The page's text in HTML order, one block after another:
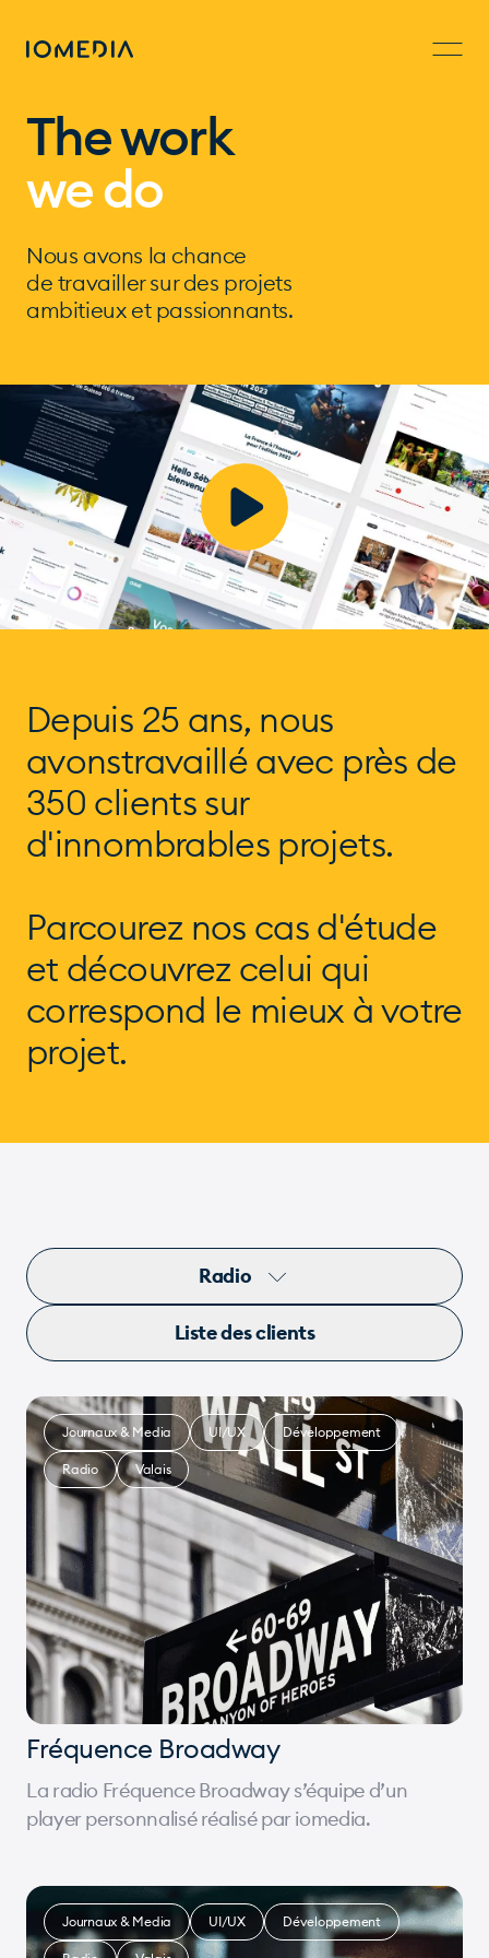
The work
we do
Nous avons la chance
de travailler sur des projets
ambitieux et passionnants.
Depuis 25 ans, nous
avonstravaillé avec près de
350 clientssur
d'innombrables projets.
Parcourez nos cas d'étude
et découvrez celui qui
correspond le mieux à votre
projet.
Radio
Liste des clients
Fréquence Broadway
La radio Fréquence Broadway s’équipe d’un
player personnalisé réalisé par iomedia.
Journaux & Media UI/UX Développement
Radio Valais
Journaux & Media UI/UX Développement